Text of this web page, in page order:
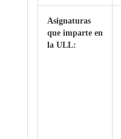
Asignaturas
que imparte en
la ULL: